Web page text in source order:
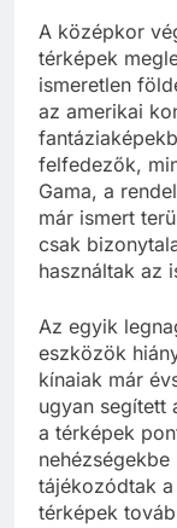
A középkor
térképek
ismeretlen
az amerikai
felfedezők,
Gama, a
már ismert
csak
használtak az
Az egyik
eszközök
kínaiak már
ugyan segített
a térképek
tájékozódtak
térképek